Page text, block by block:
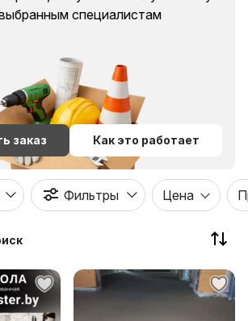
специалистам
заказ Как это работает
Фильтры Цена